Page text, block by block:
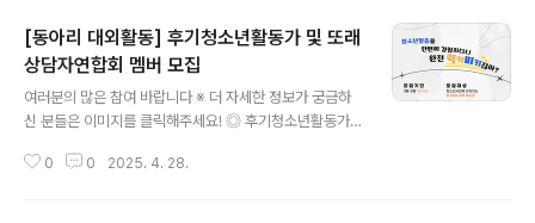
[동아리 대외활동] 후기청소년활동가 및 또래
상담자연합회 멤버 모집
여러분의 많은 참여 바랍니다 ※ 더 자세한 정보가 궁금하
신 분들은 이미지를 클릭해주세요! ◎ 후기청소년활동가
기청소년들이 모여 활동, 복지, 인권, 공모전, 집단프로그램
0 0 2025. 4. 28.